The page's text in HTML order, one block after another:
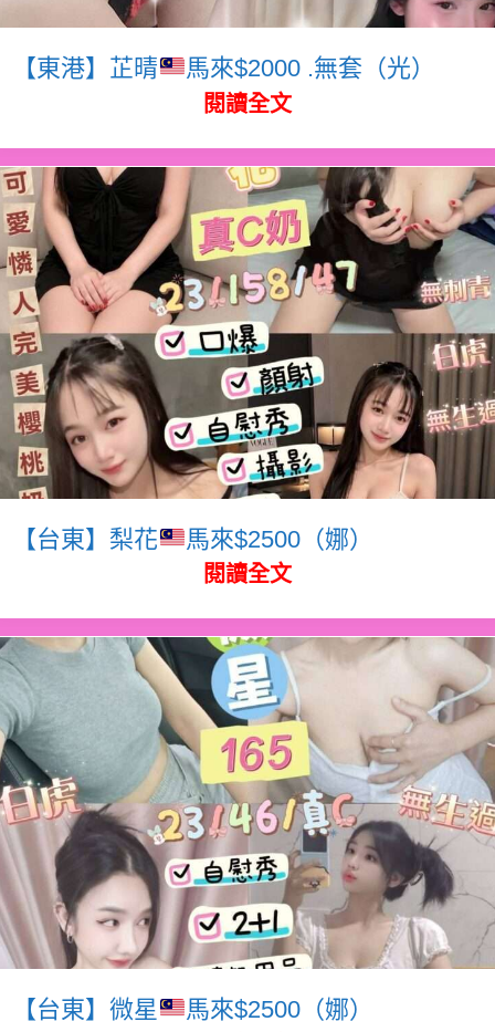
【東港】芷晴 馬來$2000 .無套（光）
閱讀全文
【台東】梨花 馬來$2500（娜）
閱讀全文
【台東】微星 馬來$2500（娜）